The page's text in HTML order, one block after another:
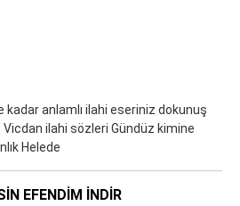
kadar anlamlı ilahi eseriniz dokunuş
ilahi sözleri Gündüz kimine
Helede
EFENDIM İNDIR